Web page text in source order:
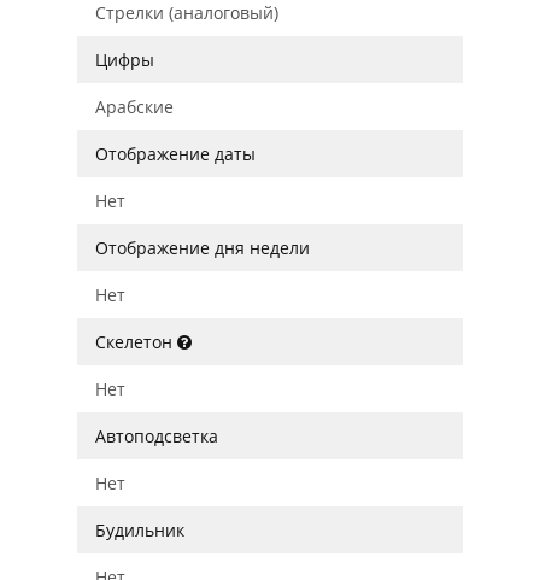
Стрелки (аналоговый)
Цифры
Арабские
Отображение даты
Нет
Отображение дня недели
Нет
Скелетон
Нет
Автоподсветка
Нет
Будильник